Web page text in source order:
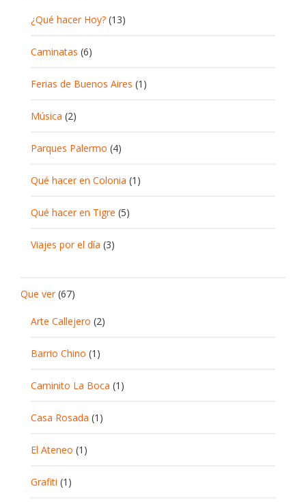
¿Qué hacer Hoy? (13)
Caminatas (6)
Ferias de Buenos Aires (1)
Música (2)
Parques Palermo (4)
Qué hacer en Colonia (1)
Qué hacer en Tigre (5)
Viajes por el día (3)
Que ver(67)
Arte Callejero (2)
Barrio Chino (1)
Caminito La Boca (1)
Casa Rosada (1)
El Ateneo (1)
Grafiti (1)